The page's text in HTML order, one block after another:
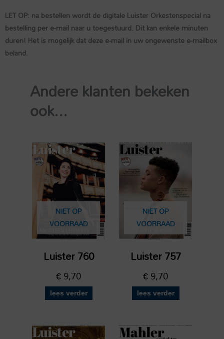
LET OP: na bestellen wordt de digitale Luister Orkestenspecial na
bestelling per e-mail naar u toegestuurd. Dit kan enkele minuten
duren! Het is mogelijk dat deze e-mail in uw ongewenste e-mailbox
beland.
Andere klanten bekeken
ook...
NIET OP
VOORRAAD
Luister 760
€9,70
lees verder
NIET OP
VOORRAAD
Luister 757
€9,70
lees verder